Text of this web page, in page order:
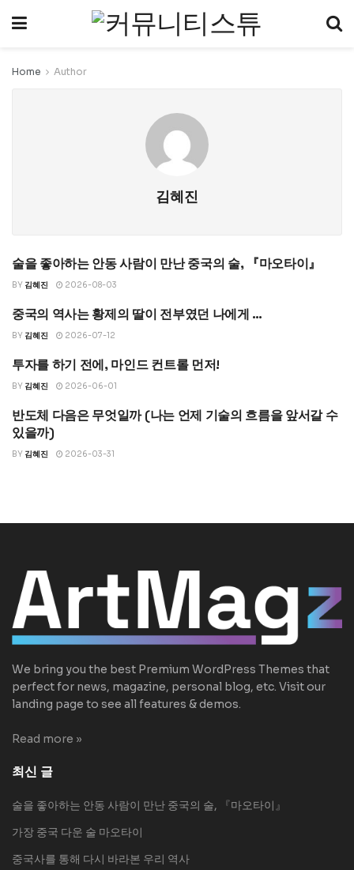
Home Author
김혜진
UNCATEGORIZED
술을 좋아하는 안동 사람이 만난 중국의 술, 『마오타이』
BY 김혜진 2026-08-03
UNCATEGORIZED
중국의 역사는 황제의 딸이 전부였던 나에게 …
BY 김혜진 2026-07-12
돈의 심리학
투자를 하기 전에, 마인드 컨트롤 먼저!
BY 김혜진 2026-06-01
TECH
반도체 다음은 무엇일까 (나는 언제 기술의 흐름을 앞서갈 수
있을까)
BY 김혜진 2026-03-31
We bring you the best Premium WordPress Themes that
perfect for news, magazine, personal blog, etc. Visit our
landing page to see all features & demos.
Read more »
최신 글
술을 좋아하는 안동 사람이 만난 중국의 술, 『마오타이』
가장 중국 다운 술 마오타이
중국사를 통해 다시 바라본 우리 역사